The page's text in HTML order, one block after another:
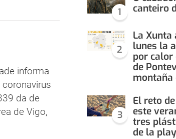
informa
da de
de Vigo,
1
canteiro
2
La Xunta
lunes la
por calor
de
montaña
3
El reto
este
tres
de la